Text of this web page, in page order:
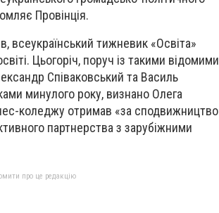
Провінція.
всеукраїнський тижневик «Освіта»
Цьогоріч, поруч із такими відомими
Співаковський та Василь
минулого року, визнано Олега
коледжу отримав «за сподвижництво
партнерства з зарубіжними
про це редакцію